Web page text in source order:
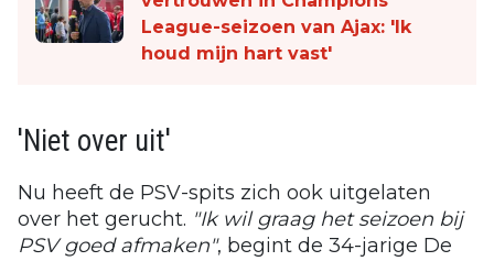
League-seizoen van Ajax: 'Ik
houd mijn hart vast'
'Niet over uit'
Nu heeft de PSV-spits zich ook uitgelaten
over het gerucht. "Ik wil graag het seizoen bij
PSV goed afmaken", begint de 34-jarige De